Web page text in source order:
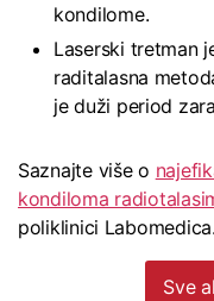
kondilome.
Laserski tretman
raditalasna
je duži period
Saznajte više o
kondiloma
poliklinici Labomedica.
Sve